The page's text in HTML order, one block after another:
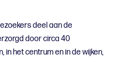
deel aan de
door circa 40
in het centrum en in de wijken,